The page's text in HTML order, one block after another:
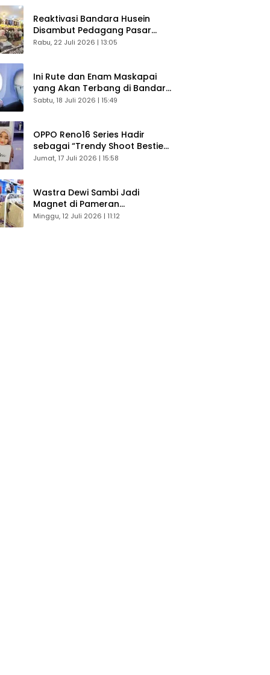
Reaktivasi Bandara Husein
Disambut Pedagang Pasar
Baru, Diyakini Bangkitkan
Rabu, 22 Juli 2026 | 13:05
Ini Rute dan Enam Maskapai
yang Akan Terbang di Bandara
Husein Sastranegara
Sabtu, 18 Juli 2026 | 15:49
OPPO Reno16 Series Hadir
sebagai “Trendy Shoot Bestie”,
Bikin Konten Kreator Makin
Jumat, 17 Juli 2026 | 15:58
Wastra Dewi Sambi Jadi
Magnet di Pameran
Dekranasda, Banyak Diminati
Minggu, 12 Juli 2026 | 11:12